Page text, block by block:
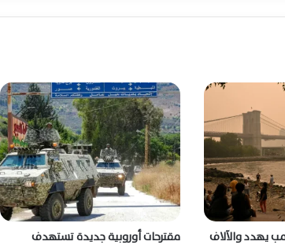
إسرائيل تترقب اتساع المواجهة الأمريكية
مقتل جنديين أمريكيين يدفع واشنطن وطهران
نحو مواجهة عسكرية إقليمية مفتوحة
متصاعدة
حرائق إسبانيا وفرنسا والبرتغال تتسع وسط
سباق محموم للسيطرة وموجة حر قاتلة
ترامب ينشر صورًا بالذكاء الاصطناعي بعد غارات
:
ا
ح
ز
م
ا
ل
ح
م يهدد والآلاف
مقترحات أوروبية جديدة تستهدف